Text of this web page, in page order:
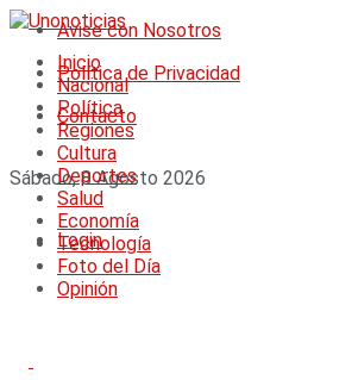
Avise con Nosotros
Política de Privacidad
Contacto
Sábado, 8 Agosto 2026
Login
Inicio
Nacional
Política
Regiones
Cultura
Deportes
Salud
Economía
Tecnología
Foto del Día
Opinión